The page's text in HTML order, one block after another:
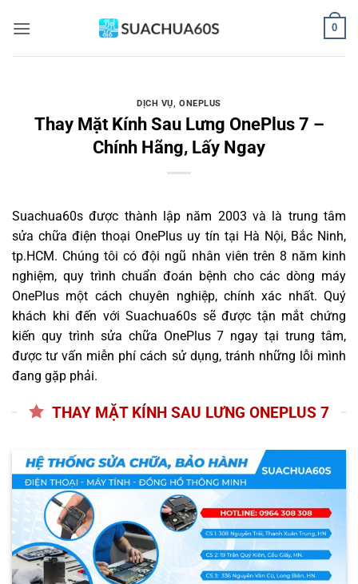
qua
0
DỊCH VỤ,ONEPLUS
Thay Mặt Kính Sau Lưng OnePlus 7 –
Chính Hãng, Lấy Ngay
Suachua60s được thành lập năm 2003 và là trung tâm
sửa chữa điện thoại OnePlus uy tín tại Hà Nội, Bắc Ninh,
tp.HCM. Chúng tôi có đội ngũ nhân viên trên 8 năm kinh
nghiệm, quy trình chuẩn đoán bệnh cho các dòng máy
OnePlus một cách chuyên nghiệp, chính xác nhất. Quý
khách khi đến với Suachua60s sẽ được tận mắt chứng
kiến quy trình sửa chữa OnePlus 7 ngay tại trung tâm,
được tư vấn miễn phí cách sử dụng, tránh những lỗi mình
đang gặp phải.
THAY MẶT KÍNH SAU LƯNG ONEPLUS 7